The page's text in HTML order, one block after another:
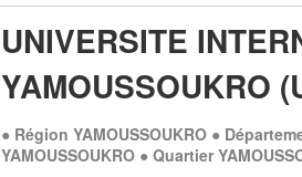
UNIVERSITE
YAMOUSSOUKRO
● Région YAMOUSSOUKRO ●
YAMOUSSOUKRO ● Quartier